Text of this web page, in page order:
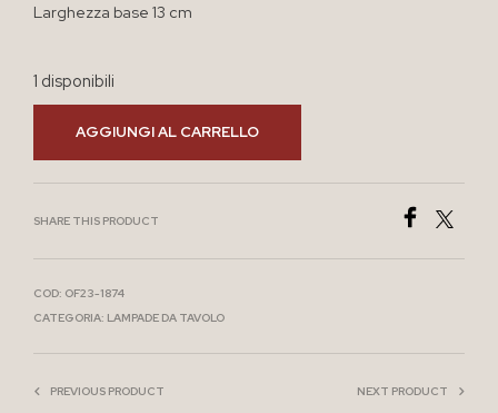
Larghezza base 13 cm
1 disponibili
AGGIUNGI AL CARRELLO
SHARE THIS PRODUCT
COD: OF23-1874
CATEGORIA: LAMPADE DA TAVOLO
PREVIOUS PRODUCT NEXT PRODUCT